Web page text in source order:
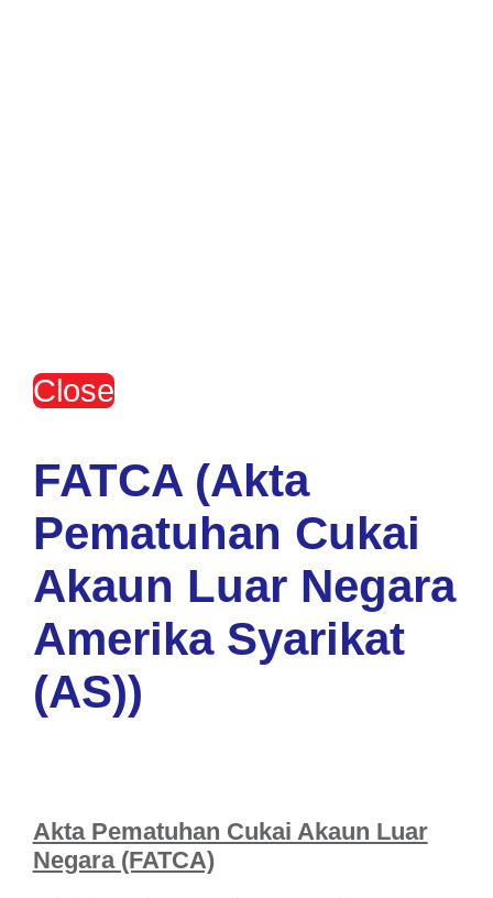
Close
FATCA (Akta
Pematuhan Cukai
Akaun Luar Negara
Amerika Syarikat
(AS))
Akta Pematuhan Cukai Akaun Luar
Negara (FATCA)